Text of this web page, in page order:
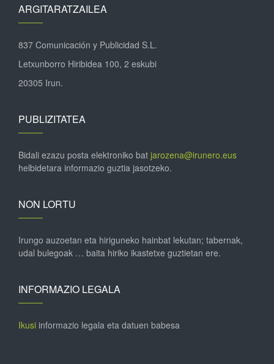
ARGITARATZAILEA
837 Comunicación y Publicidad S.L.
Letxunborro Hiribidea 100, 2 eskubi
20305 Irun.
PUBLIZITATEA
Bidali ezazu posta elektroniko bat jarozena@irunero.eus
helbidetara informazio guztia jasotzeko.
NON LORTU
Irungo auzoetan eta hiriguneko hainbat lekutan; tabernak,
udal bulegoak … baita hiriko ikastetxe guztietan ere.
INFORMAZIO LEGALA
Ikusi informazio legala eta datuen babesa